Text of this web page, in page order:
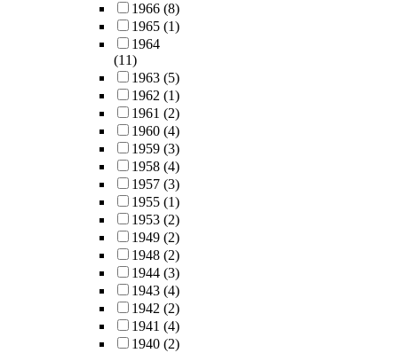
1966 (8)
1965 (1)
1964
(11)
1963 (5)
1962 (1)
1961 (2)
1960 (4)
1959 (3)
1958 (4)
1957 (3)
1955 (1)
1953 (2)
1949 (2)
1948 (2)
1944 (3)
1943 (4)
1942 (2)
1941 (4)
1940 (2)